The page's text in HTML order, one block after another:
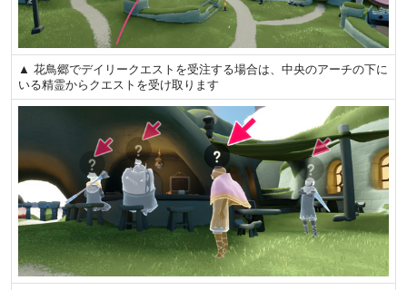
▲ 花鳥郷でデイリークエストを受注する場合は、中央のアーチの下に
いる精霊からクエストを受け取ります